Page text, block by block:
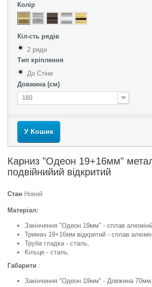
Колір
Кіл-сть рядів
2 ряди
Тип кріплення
До Стіни
Довжина (см)
160
У Кошик
Карниз "Одеон 19+16мм"
подвійнийий відкритий
Стан Новий
Матеріал:
Закінчення "Одеон 19мм" - сплав
Тримач 19+16мм відкритий - сплав
Труба гладка - сталь,
Кільце - сталь.
Габарити :
Закінчення "Одеон 19мм" - Довжина